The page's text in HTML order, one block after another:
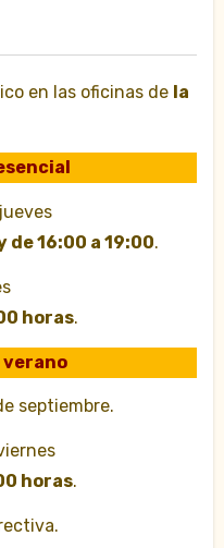
en las oficinas de la
de 16:00 a 19:00.
horas.
verano
septiembre.
horas.